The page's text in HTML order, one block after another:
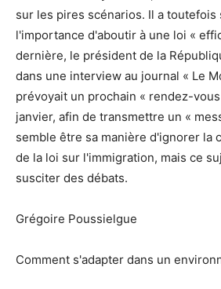
sur les pires scénarios. Il a toutefois
l'importance d'aboutir à une loi «
dernière, le président de la
dans une interview au journal « Le
prévoyait un prochain « rendez-
janvier, afin de transmettre un «
semble être sa manière d'ignorer la
de la loi sur l'immigration, mais ce
susciter des débats.
Grégoire Poussielgue
Comment s'adapter dans un